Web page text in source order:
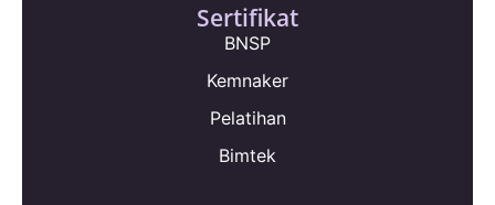
Sertifikat
BNSP
Kemnaker
Pelatihan
Bimtek